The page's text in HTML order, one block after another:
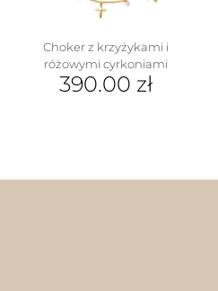
Choker z krzyżykami i
różowymi cyrkoniami
390.00 zł